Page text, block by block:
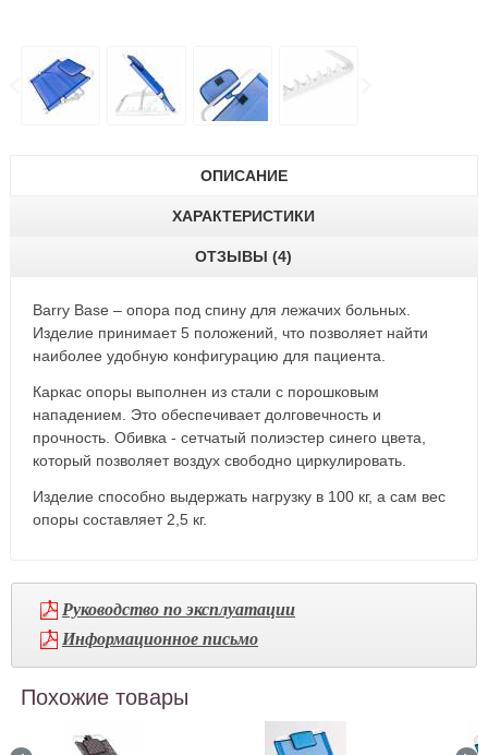
ОПИСАНИЕ
ХАРАКТЕРИСТИКИ
ОТЗЫВЫ (4)
Barry Base – опора под спину для лежачих больных.
Изделие принимает 5 положений, что позволяет найти
наиболее удобную конфигурацию для пациента.
Каркас опоры выполнен из стали с порошковым
нападением. Это обеспечивает долговечность и
прочность. Обивка - сетчатый полиэстер синего цвета,
который позволяет воздух свободно циркулировать.
Изделие способно выдержать нагрузку в 100 кг, а сам вес
опоры составляет 2,5 кг.
Руководство по эксплуатации
Информационное письмо
Похожие товары